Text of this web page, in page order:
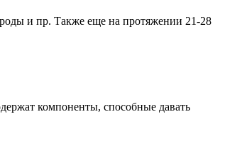
и пр. Также еще на протяжении 21-28
компоненты, способные давать